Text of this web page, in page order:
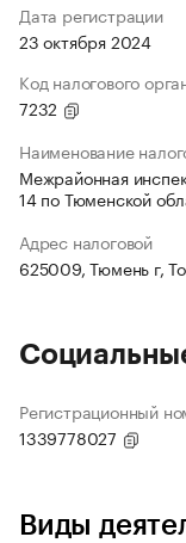
Дата регистрации
23 октября 2024
Код налогового
7232
Наименование
Межрайонная
14 по Тюменской
Адрес налоговой
625009, Тюмень г,
Регистрационный
1339778027
Виды